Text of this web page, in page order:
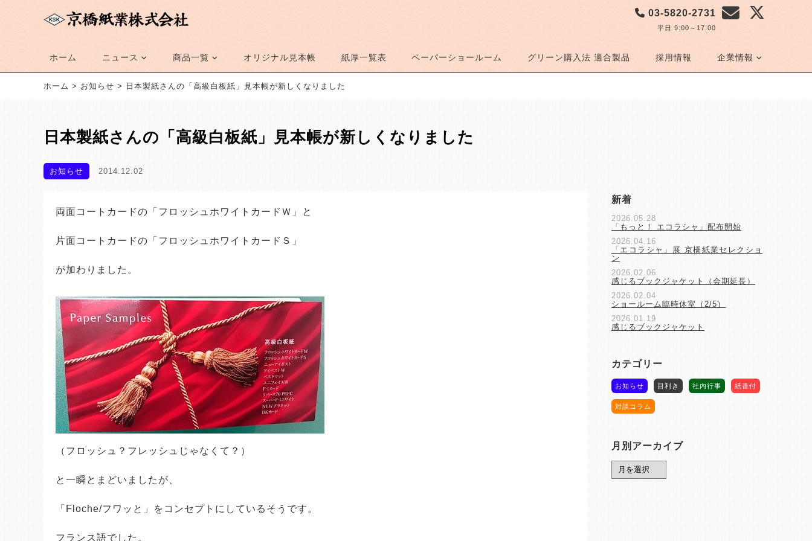
03-5820-2731
平日 9:00～17:00
ホーム ニュース 商品一覧 オリジナル見本帳 紙厚一覧表 ペーパーショールーム グリーン購入法 適合製品 採用情報 企業情報
ホーム > お知らせ > 日本製紙さんの「高級白板紙」見本帳が新しくなりました
日本製紙さんの「高級白板紙」見本帳が新しくなりました
お知らせ 2014.12.02
両面コートカードの「フロッシュホワイトカードＷ」と
片面コートカードの「フロッシュホワイトカードＳ」
が加わりました。
（フロッシュ？フレッシュじゃなくて？）
と一瞬とまどいましたが、
「Floche/フワッと」をコンセプトにしているそうです。
フランス語でした。
新着
2026.05.28
「もっと！ エコラシャ」配布開始
2026.04.16
「エコラシャ」展 京橋紙業セレクショ
ン
2026.02.06
感じるブックジャケット（会期延長）
2026.02.04
ショールーム臨時休室（2/5）
2026.01.19
感じるブックジャケット
カテゴリー
お知らせ 目利き 社内行事 紙番付
対談コラム
月別アーカイブ